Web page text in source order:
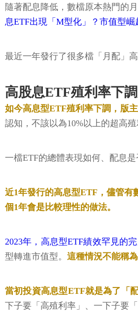
隨著配息降低，數檔原本熱門的
息ETF出現「M型化」？市值型崛
最近一年發行了很多檔「月配」
高股息ETF殖利率下
如今高息型ETF殖利率下調，版
認知，不該以為10%以上的超高殖
一檔ETF的總體表現如何、配息
近1年發行的高息型ETF，儘管有
個1年會是比較理性的做法。
2023年，高息型ETF績效罕見的完
型轉進市值型。 這種情況不能稱
當初投資高息型ETF就是為了「
下子要「高殖利率」、一下子要